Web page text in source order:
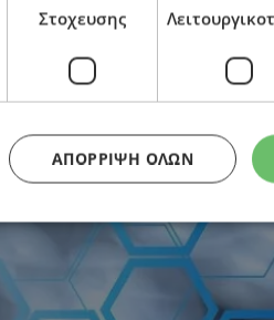
Στοχευσης
ΑΠΌΡΡΙΨΗ ΌΛΩΝ